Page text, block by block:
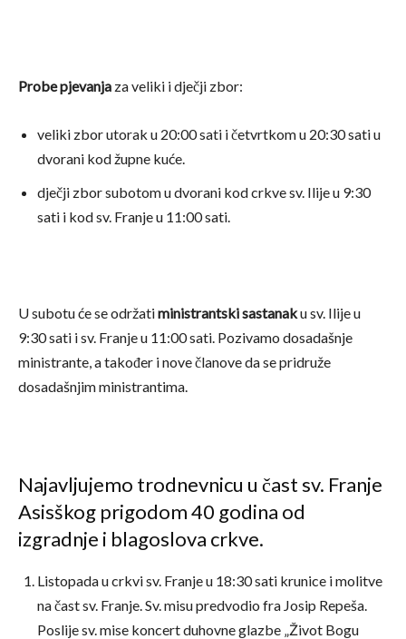
Probe pjevanja za veliki i dječji zbor:
veliki zbor utorak u 20:00 sati i četvrtkom u 20:30 sati u
dvorani kod župne kuće.
dječji zbor subotom u dvorani kod crkve sv. Ilije u 9:30
sati i kod sv. Franje u 11:00 sati.
U subotu će se održatiministrantski sastanaku sv. Ilije u
9:30 sati i sv. Franje u 11:00 sati. Pozivamo dosadašnje
ministrante, a također i nove članove da se pridruže
dosadašnjim ministrantima.
Najavljujemo trodnevnicu u čast sv. Franje
Asisškog prigodom 40 godina od
izgradnje i blagoslova crkve.
Listopada u crkvi sv. Franje u 18:30 sati krunice i molitve
na čast sv. Franje. Sv. misu predvodio fra Josip Repeša.
Poslije sv. mise koncert duhovne glazbe „Život Bogu